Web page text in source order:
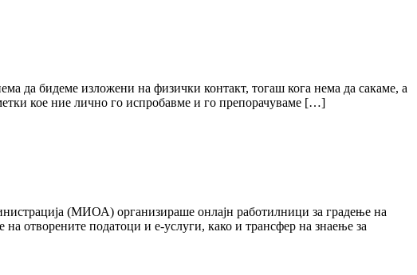
да бидеме изложени на физички контакт, тогаш кога нема да сакаме, а
кое ние лично го испробавме и го препорачуваме […]
(МИОА) организираше онлајн работилници за градење на
отворените податоци и е-услуги, како и трансфер на знаење за